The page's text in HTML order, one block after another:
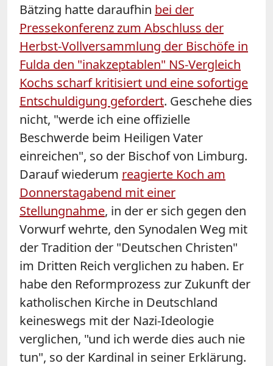
Bätzing hatte daraufhin bei der
Pressekonferenz zum Abschluss der
Herbst-Vollversammlung der Bischöfe in
Fulda den "inakzeptablen" NS-Vergleich
Kochs scharf kritisiert und eine sofortige
Entschuldigung gefordert. Geschehe dies
nicht, "werde ich eine offizielle
Beschwerde beim Heiligen Vater
einreichen", so der Bischof von Limburg.
Darauf wiederum reagierte Koch am
Donnerstagabend mit einer
Stellungnahme, in der er sich gegen den
Vorwurf wehrte, den Synodalen Weg mit
der Tradition der "Deutschen Christen"
im Dritten Reich verglichen zu haben. Er
habe den Reformprozess zur Zukunft der
katholischen Kirche in Deutschland
keineswegs mit der Nazi-Ideologie
verglichen, "und ich werde dies auch nie
tun", so der Kardinal in seiner Erklärung.